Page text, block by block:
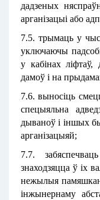
дадзеных
арганізацыі або
7.5. трымаць у
уключаючы
у кабінах
дамоў і на
7.6. выносіць
спецыяльна
дываноў і іншых
арганізацыяй;
7.7.
знаходзяцца ў іх
нежылыя
інжынернаму